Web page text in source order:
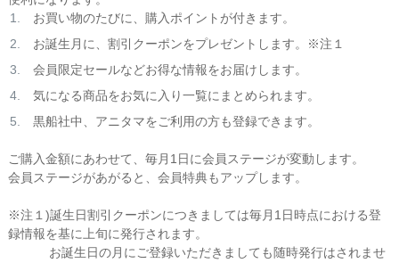
お買い物のたびに、購入ポイントが付きます。
お誕生月に、割引クーポンをプレゼントします。※注１
会員限定セールなどお得な情報をお届けします。
気になる商品をお気に入り一覧にまとめられます。
黒船社中、アニタマをご利用の方も登録できます。
ご購入金額にあわせて、毎月1日に会員ステージが変動します。
会員ステージがあがると、会員特典もアップします。
※注１)誕生日割引クーポンにつきましては毎月1日時点における登
録情報を基に上旬に発行されます。
お誕生日の月にご登録いただきましても随時発行はされませ